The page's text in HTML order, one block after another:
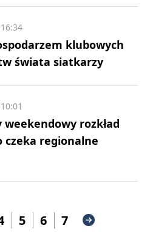
klubowych
świata siatkarzy
weekendowy rozkład
czeka regionalne
5 6 7